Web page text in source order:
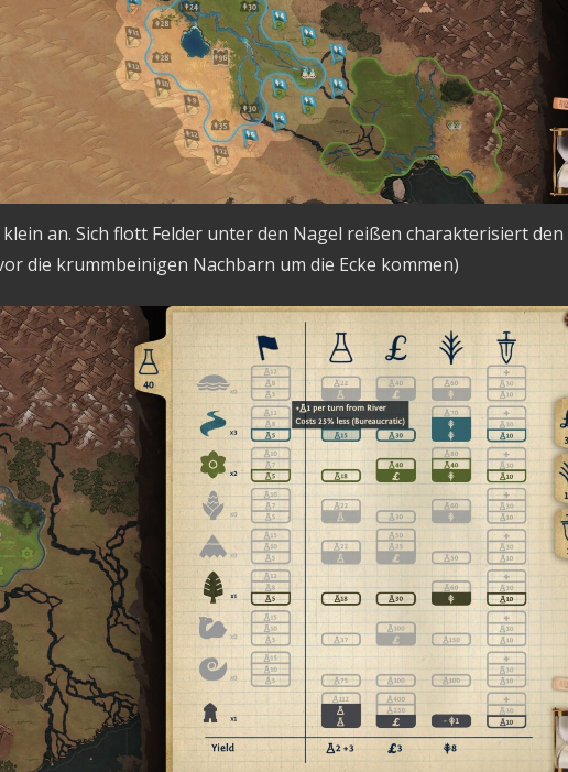
an. Sich flott Felder unter den Nagel reißen charakterisiert den
die krummbeinigen Nachbarn um die Ecke kommen)